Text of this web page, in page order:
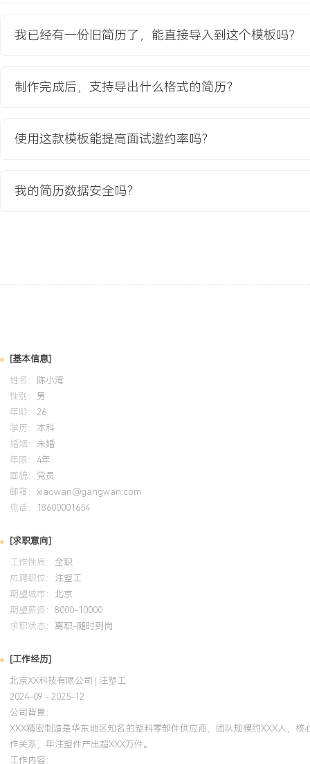
付。
3.项目经验被总结为公司高光件生产标准流程的一部分，后续应用于
教育背景
系统学习机械原理、工程材料及公差测量等核心课程，掌握
化将多款产品的报废率降低XXX%至XXX%。质量管控意识：坚持首
的过程控制方法，对尺寸公差的把控严格，曾主导建立部门关键尺寸
推动过程稳定性提升。生产管理贡献：具备良好的机台管理与现场
预防性维护，通过规范操作与及时点检使所负责机台利用率常年高
特质：做事沉稳细致，责任心强，能适应多品种、小批量的快节奏
验，培养后备技能人员。
培训经历
2024-09 -2025-12
系统学习了高分子材料加工原理、先进注塑成型工艺及模具知识。
模方法与DOE实验设计思想应用于日常工艺调试，形成了更高效的
写的《XXX材料成型要点指南》被车间用作新员工培训教材，帮助
难工艺问题的能力。
我已经有一份旧简历了，能直接导入到这个模板吗？
制作完成后，支持导出什么格式的简历？
使用这款模板能提高面试邀约率吗？
我的简历数据安全吗？
[基本信息]
姓名：
陈小湾
性别： 男
年龄： 26
学历： 本科
婚姻： 未婚
年限： 4年
面貌： 党员
邮箱： xiaowan@gangwan.com
电话：
18600001654
[求职意向]
工作性质： 全职
应聘职位： 注塑工
期望城市： 北京
期望薪资： 8000-10000
求职状态： 离职-随时到岗
[工作经历]
北京XX科技有限公司 | 注塑工
2024-09 - 2025-12
公司背景：
XXX精密制造是华东地区知名的塑料零部件供应商，团队规模约XXX人，
作关系，年注塑件产出超XXX万件。
工作内容：